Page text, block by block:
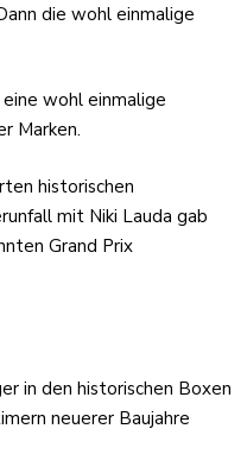
die wohl einmalige
wohl einmalige
Marken.
historischen
mit Niki Lauda gab
Grand Prix
in den historischen Boxen
neuerer Baujahre